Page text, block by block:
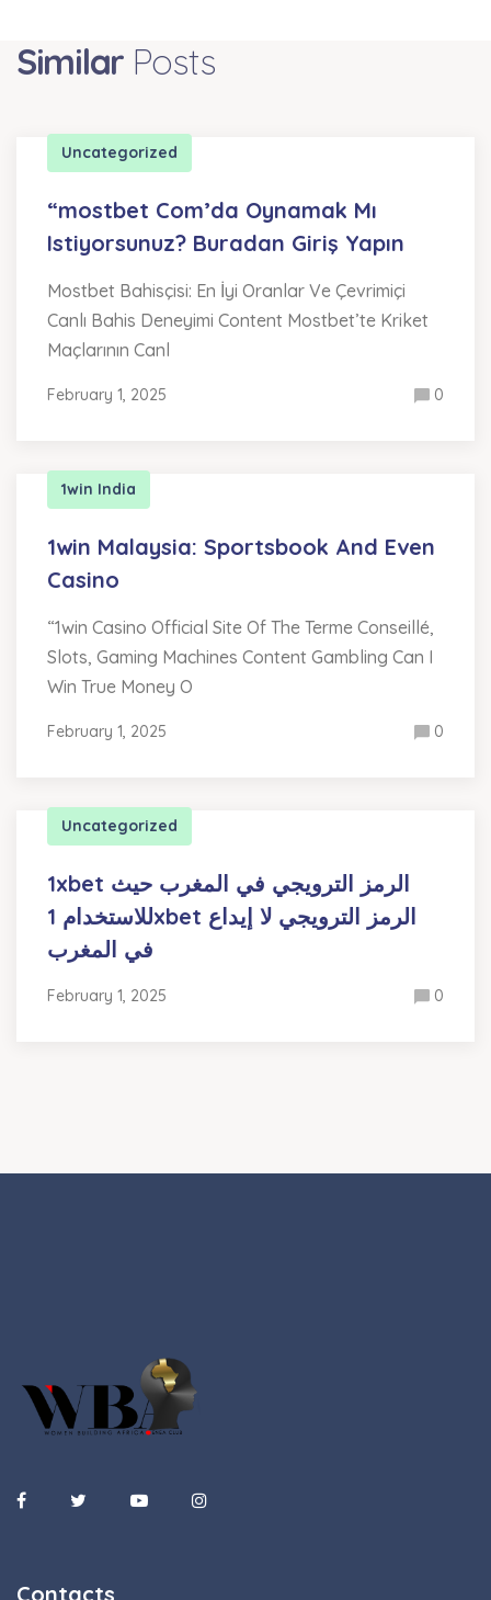
Similar Posts
Uncategorized
“mostbet Com’da Oynamak Mı
Istiyorsunuz? Buradan Giriş Yapın
Mostbet Bahisçisi: En İyi Oranlar Ve Çevrimiçi
Canlı Bahis Deneyimi Content Mostbet’te Kriket
Maçlarının Canl
February 1, 2025 0
1win India
1win Malaysia: Sportsbook And Even
Casino
“1win Casino Official Site Of The Terme Conseillé,
Slots, Gaming Machines Content Gambling Can I
Win True Money O
February 1, 2025 0
Uncategorized
1xbet الرمز الترويجي في المغرب حيث
للاستخدام 1xbet الرمز الترويجي لا إيداع
في المغرب
February 1, 2025 0
Contacts